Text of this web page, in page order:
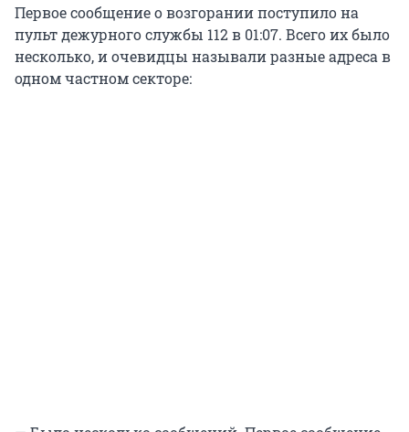
Первое сообщение о возгорании поступило на
пульт дежурного службы 112 в 01:07. Всего их было
несколько, и очевидцы называли разные адреса в
одном частном секторе: